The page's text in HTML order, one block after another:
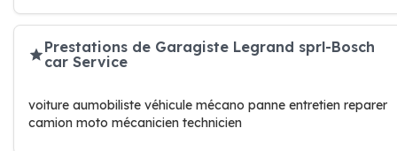
Prestations de Garagiste Legrand sprl-Bosch
car Service
voiture aumobiliste véhicule mécano panne entretien reparer
camion moto mécanicien technicien